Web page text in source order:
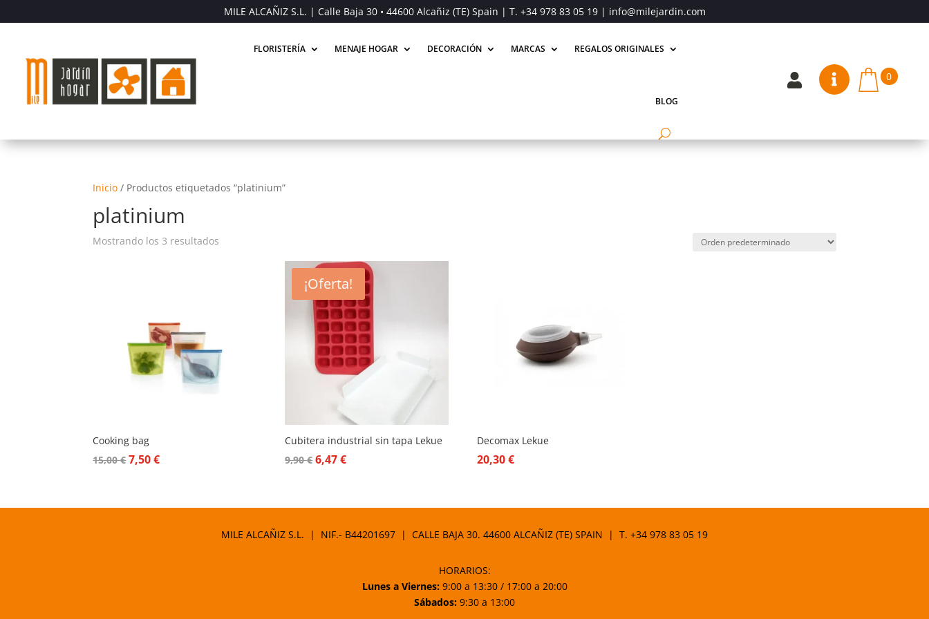
MILE ALCAÑIZ S.L. | Calle Baja 30 • 44600 Alcañiz (TE) Spain | T. +34 978 83 05 19| info@milejardin.com
FLORISTERÍA MENAJE HOGAR DECORACIÓN MARCAS REGALOS ORIGINALES
BLOG
  0
Inicio / Productos etiquetados “platinium”
platinium
Mostrando los 3 resultados
Cooking bag
15,00€El
7,50€El
¡Oferta!
Cubitera industrial sin tapa Lekue
9,90€El
9,90 €.
6,47€El
6,47 €.
Decomax Lekue
20,30€
MILE ALCAÑIZ S.L. | NIF.- B44201697 | CALLE BAJA 30. 44600 ALCAÑIZ (TE) SPAIN | T. +34 978 83 05 19
HORARIOS:
Lunes a Viernes:9:00 a 13:30 / 17:00 a 20:00
Sábados: 9:30 a 13:00